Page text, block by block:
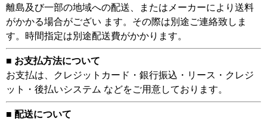
離島及び一部の地域への配送、またはメーカーにより送料
がかかる場合がござい ます。その際は別途ご連絡致しま
す。時間指定は別途配送費がかかります。
■ お支払方法について
お支払は、クレジットカード・銀行振込・リース・クレジ
ット・後払いシステム などをご用意しております。
■ 配送について